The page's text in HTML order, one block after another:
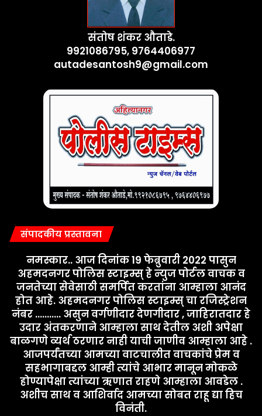
संतोष शंकर औताडे.
9921086795, 9764406977
autadesantosh9@gmail.com
संपादकीय प्रस्तावना
नमस्कार.. आज दिनांक 19 फेब्रुवारी 2022 पासुन
अहमदनगर पोलिस स्टाइम्स् हे न्युज पोर्टल वाचक व
जनतेच्या सेवेसाठी समर्पित करतांना आम्हाला आनंद
होत आहे. अहमदनगर पोलिस स्टाइम्स् चा रजिस्ट्रेशन
नंबर ........... असुन वर्गणीदार देणगीदार , जाहिरातदार हे
उदार अंतकरणाने आम्हाला साथ देतील अशी अपेक्षा
बाळगणे व्यर्थ ठरणार नाही याची जाणीव आम्हाला आहे .
आजपर्यंतच्या आमच्या वाटचालीत वाचकांचे प्रेम व
सहभागाबद्दल आम्ही त्यांचे आभार मानून मोकळे
होण्यापेक्षा त्यांच्या ऋणात राहणे आम्हाला आवडेल .
अशीच साथ व आशिर्वाद आमच्या सोबत राहू द्या हिच
विनंती.